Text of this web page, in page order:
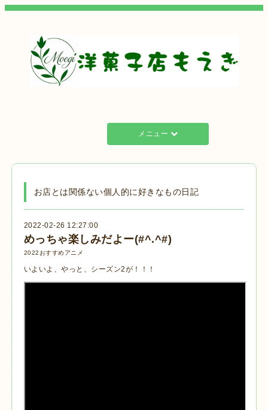
メニュー
お店とは関係ない個人的に好きなもの日記
2022-02-26 12:27:00
めっちゃ楽しみだよー(#^.^#)
2022おすすめアニメ
いよいよ、やっと、シーズン2が！！！